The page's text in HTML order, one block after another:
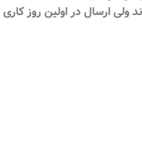
ارسال در اولین روز کاری